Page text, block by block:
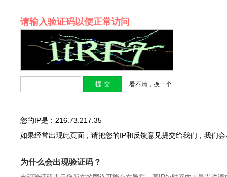
请输入验证码以便正常访问
看不清，换一个
您的IP是：216.73.217.35
如果经常出现此页面，请把您的IP和反馈意见提交给我们，我们
为什么会出现验证码？